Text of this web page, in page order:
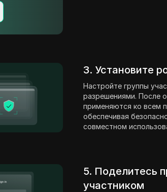
3. Установите
Настройте группы
разрешениями. После
применяются ко всем
обеспечивая
совместном
5. Поделитесь
участником